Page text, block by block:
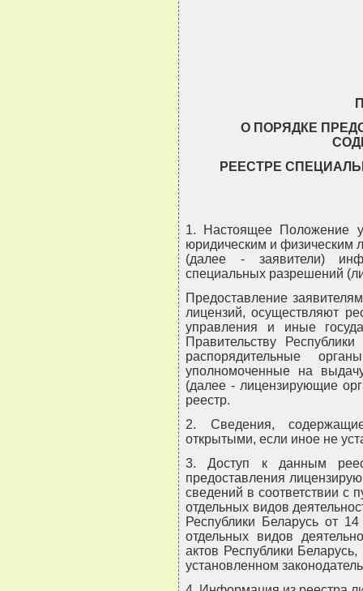
О ПОРЯДКЕ
РЕЕСТРЕ
1. Настоящее Положение
юридическим и физическим
(далее - заявители)
специальных разрешений
Предоставление
лицензий, осуществляют
управления и иные
Правительству
распорядительные
уполномоченные на
(далее - лицензирующие
реестр.
2. Сведения,
открытыми, если иное не
3. Доступ к данным
предоставления
сведений в соответствии с
отдельных видов
Республики Беларусь от
отдельных видов
актов Республики
установленном